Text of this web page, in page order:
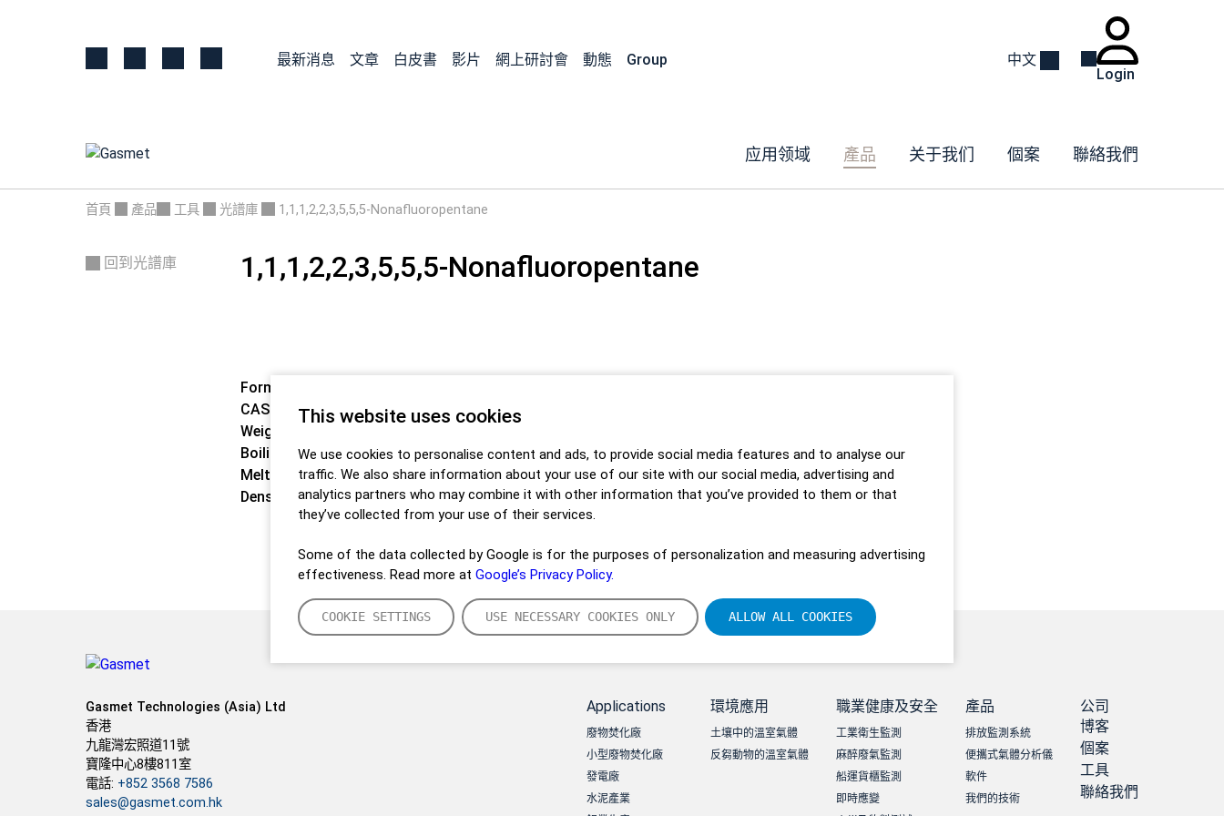
This website uses cookies
We use cookies to personalise content and ads, to provide social media features and to analyse our
traffic. We also share information about your use of our site with our social media, advertising and
analytics partners who may combine it with other information that you’ve provided to them or that
they’ve collected from your use of their services.
Some of the data collected by Google is for the purposes of personalization and measuring advertising
effectiveness. Read more at Google’s Privacy Policy.
COOKIE SETTINGS USE NECESSARY COOKIES ONLY ALLOW ALL COOKIES
最新消息 文章 白皮書 影片 網上研討會 動態 Group
中文
Login
应用领域 產品 关于我们 個案 聯絡我們
首頁 產品 工具 光譜庫 1,1,1,2,2,3,5,5,5-Nonafluoropentane
回到光譜庫 1,1,1,2,2,3,5,5,5-Nonafluoropentane
Formula:
CAS:
141993-31-9
Weight:
Boiling point:50 °C
Melting point:< 25 °C
Density:
unknown
Gasmet Technologies (Asia) Ltd
香港
九龍灣宏照道11號
寶隆中心8樓811室
電話: +852 3568 7586
sales@gasmet.com.hk
Applications
廢物焚化廠
小型廢物焚化廠
發電廠
水泥產業
環境應用
土壤中的溫室氣體
反芻動物的溫室氣體
職業健康及安全
工業衛生監測
麻醉廢氣監測
船運貨櫃監測
即時應變
產品
排放監測系統
便攜式氣體分析儀
軟件
我們的技術
公司
博客
個案
工具
聯絡我們